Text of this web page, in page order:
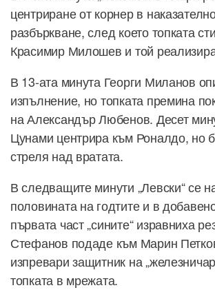
центриране от корнер в
разбъркване, след което топката
Красимир Милошев и той
В 13-ата минута Георги Миланов
изпълнение, но топката премина
на Александър Любенов. Десет
Цунами центрира към Роналдо, но
стреля над вратата.
В следващите минути „Левски“ се
половината на годтите и в
първата част „сините“ изравниха
Стефанов подаде към Марин
изпревари защитник на
топката в мрежата.